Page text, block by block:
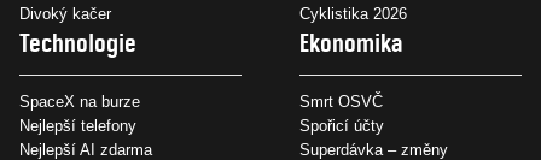
Divoký kačer
Cyklistika 2026
Technologie
SpaceX na burze
Nejlepší telefony
Nejlepší AI zdarma
Ekonomika
Smrt OSVČ
Spořicí účty
Superdávka – změny